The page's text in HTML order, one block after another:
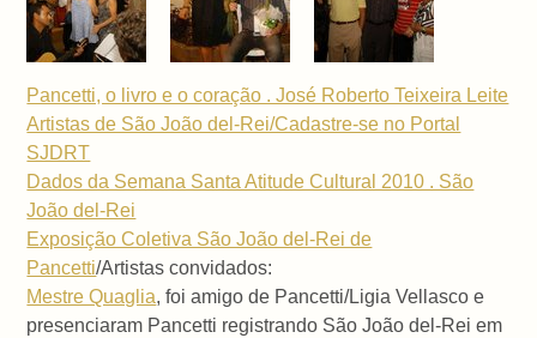
Pancetti, o livro e o coração . José Roberto Teixeira Leite
Artistas de São João del-Rei/Cadastre-se no Portal
SJDRT
Dados da Semana Santa Atitude Cultural 2010 . São
João del-Rei
Exposição Coletiva São João del-Rei de
Pancetti/Artistas convidados:
Mestre Quaglia, foi amigo de Pancetti/Ligia Vellasco e
presenciaram Pancetti registrando São João del-Rei em